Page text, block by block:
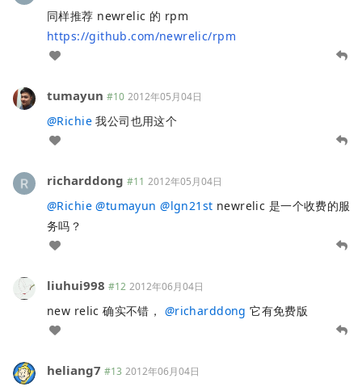
同样推荐 newrelic 的 rpm
https://github.com/newrelic/rpm
tumayun #10 2012年05月04日
@Richie我公司也用这个
richarddong #11 2012年05月04日
@Richie @tumayun @lgn21st newrelic 是一个收费的服
务吗？
liuhui998 #12 2012年06月04日
new relic 确实不错， @richarddong 它有免费版
heliang7 #13 2012年06月04日